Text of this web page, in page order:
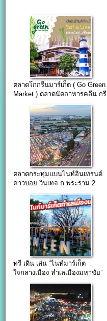
ตลาดโกกรีนมาร์เก็ต ( Go Green
Market ) ตลาดนัดอาหารคลีน กรี
ตลาดกระทุ่มแบนไนท์อินเทรนด์
คาวบอย วินเทจ ถ.พระราม 2
ทรี เดิน เล่น “ไนท์มาร์เก็ต
ใจกลางเมือง ทำเลเมืองมหาชัย”